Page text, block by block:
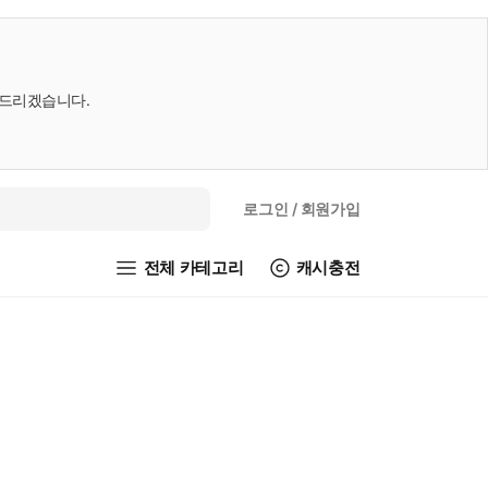
리겠습니다.
로그인 / 회원가입
전체 카테고리 캐시충전